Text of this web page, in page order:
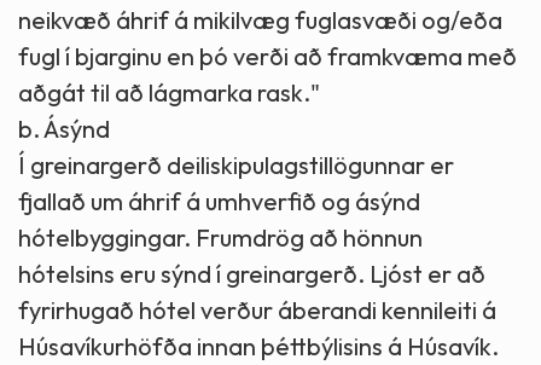
neikvæð áhrif á mikilvæg fuglasvæði og/eða
fugl í bjarginu en þó verði að framkvæma með
aðgát til að lágmarka rask."
b. Ásýnd
Í greinargerð deiliskipulagstillögunnar er
fjallað um áhrif á umhverfið og ásýnd
hótelbyggingar. Frumdrög að hönnun
hótelsins eru sýnd í greinargerð. Ljóst er að
fyrirhugað hótel verður áberandi kennileiti á
Húsavíkurhöfða innan þéttbýlisins á Húsavík.